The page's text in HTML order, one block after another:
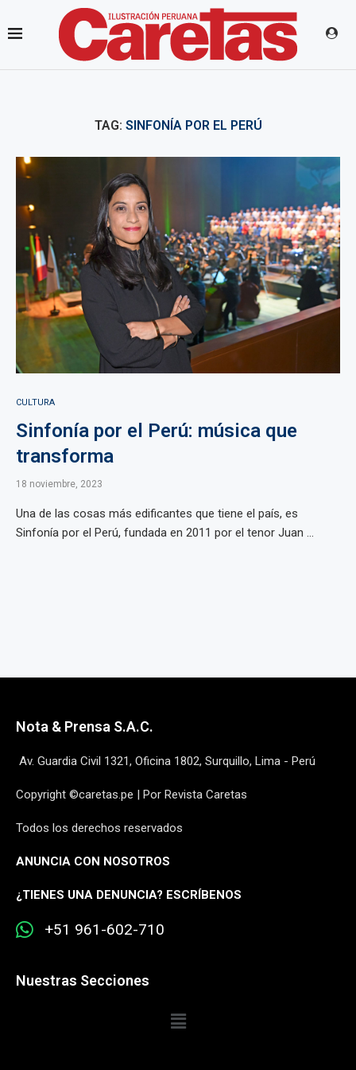
TAG: SINFONÍA POR EL PERÚ
CULTURA
Sinfonía por el Perú: música que
transforma
18 noviembre, 2023
Una de las cosas más edificantes que tiene el país, es
Sinfonía por el Perú, fundada en 2011 por el tenor Juan ...
Nota & Prensa S.A.C.
Av. Guardia Civil 1321, Oficina 1802, Surquillo, Lima - Perú
Copyright ©caretas.pe | Por Revista Caretas
Todos los derechos reservados
ANUNCIA CON NOSOTROS
¿TIENES UNA DENUNCIA? ESCRÍBENOS
+51 961-602-710
Nuestras Secciones